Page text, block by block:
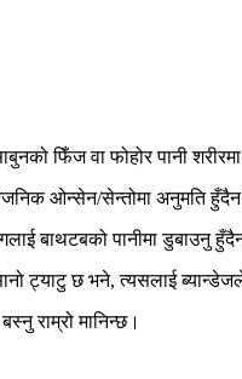
फिँज वा फोहोर पानी
ओन्सेन/सेन्तोमा अनुमति
लाई बाथटबको पानीमा डुबाउनु
ट्याटु छ भने, त्यसलाई
राम्रो मानिन्छ।